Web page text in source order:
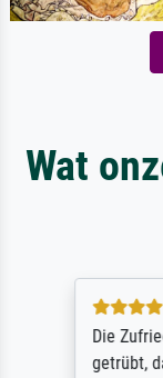
Wat
Die
getrübt,